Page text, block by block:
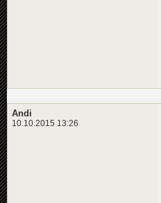
Andi
10.10.2015 13:26